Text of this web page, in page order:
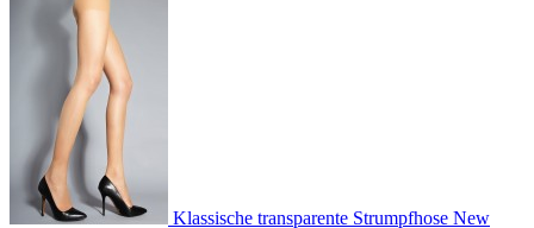
Klassische transparente Strumpfhose New